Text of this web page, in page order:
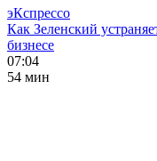
эКспрессо
Как Зеленский
бизнесе
07:04
54 мин